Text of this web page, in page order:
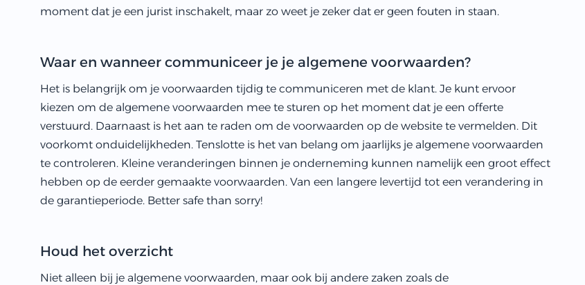
moment dat je een jurist inschakelt, maar zo weet je zeker dat er geen fouten in staan.
Waar en wanneer communiceer je je algemene voorwaarden?
Het is belangrijk om je voorwaarden tijdig te communiceren met de klant. Je kunt ervoor
kiezen om de algemene voorwaarden mee te sturen op het moment dat je een offerte
verstuurd. Daarnaast is het aan te raden om de voorwaarden op de website te vermelden. Dit
voorkomt onduidelijkheden. Tenslotte is het van belang om jaarlijks je algemene voorwaarden
te controleren. Kleine veranderingen binnen je onderneming kunnen namelijk een groot effect
hebben op de eerder gemaakte voorwaarden. Van een langere levertijd tot een verandering in
de garantieperiode. Better safe than sorry!
Houd het overzicht
Niet alleen bij je algemene voorwaarden, maar ook bij andere zaken zoals de